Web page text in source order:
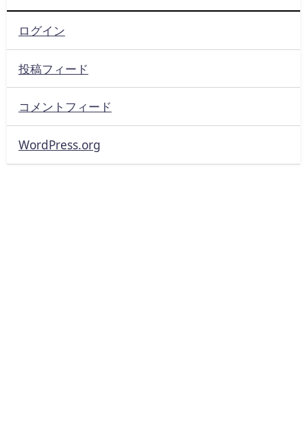
ログイン
投稿フィード
コメントフィード
WordPress.org